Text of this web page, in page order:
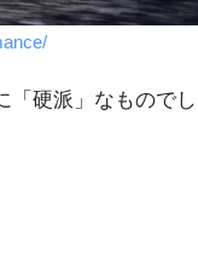
「硬派」なものでし